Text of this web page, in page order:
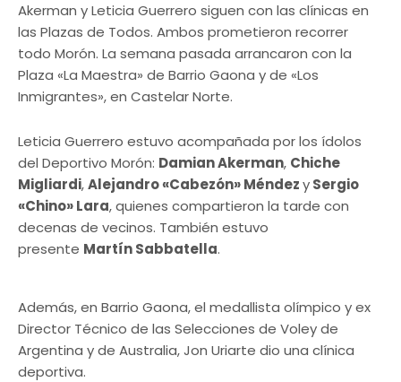
Akerman y Leticia Guerrero siguen con las clínicas en
las Plazas de Todos. Ambos prometieron recorrer
todo Morón. La semana pasada arrancaron con la
Plaza «La Maestra» de Barrio Gaona y de «Los
Inmigrantes», en Castelar Norte.
Leticia Guerrero estuvo acompañada por los ídolos
del Deportivo Morón: Damian Akerman, Chiche
Migliardi,Alejandro «Cabezón» MéndezySergio
«Chino» Lara, quienes compartieron la tarde con
decenas de vecinos. También estuvo
presente Martín Sabbatella.
Además, en Barrio Gaona, el medallista olímpico y ex
Director Técnico de las Selecciones de Voley de
Argentina y de Australia, Jon Uriarte dio una clínica
deportiva.